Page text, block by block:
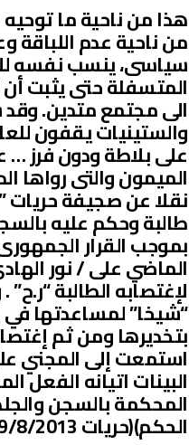
هذا من ناحية ما
من ناحية عدم اللباقة
سياسى، ينسب نفسه
المتسفلة حتى يثبت
الى مجتمع متدين. وقد
والستينيات يقفون
على بلاطة ودون فرز
الميمون والتى رواها
نقلا عن صجيفة حريات
لإغتصابه الطالبة
“شيخا” لمساعدتها في
بتخديرها ومن ثم
استمعت إلى المجني
المحكمة بالسجن
الحكم)(حريات 29/8/2013م).